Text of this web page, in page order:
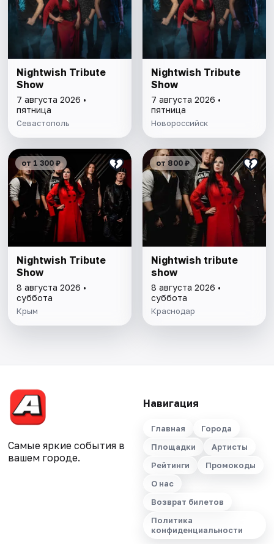
Nightwish Tribute
Show
7 августа 2026 •
пятница
Севастополь
Nightwish Tribute
Show
7 августа 2026 •
пятница
Новороссийск
от 1 300 ₽
Nightwish Tribute
Show
8 августа 2026 •
суббота
Крым
от 800 ₽
Nightwish tribute
show
8 августа 2026 •
суббота
Краснодар
Самые яркие события в
вашем городе.
Навигация
Главная
Города
Площадки
Артисты
Рейтинги
Промокоды
О нас
Возврат билетов
Политика
конфиденциальности